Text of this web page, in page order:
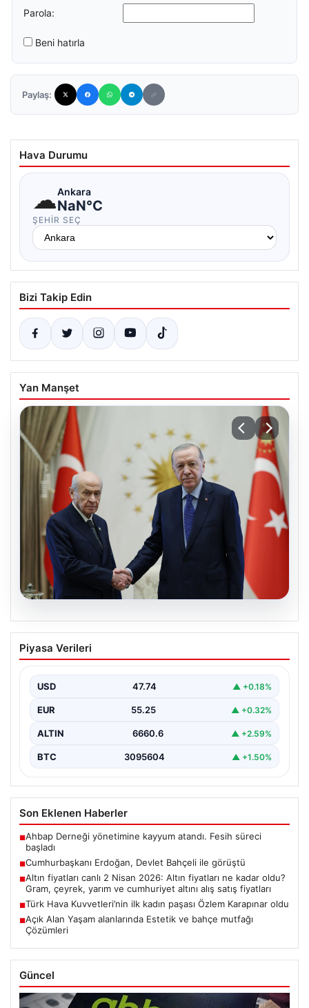
Parola:
Beni hatırla
Paylaş:
Hava Durumu
☁Ankara
NaN°C
ŞEHIR SEÇ
Bizi Takip Edin
Yan Manşet
06.08.2026
Cumhurbaşkanı Erdoğan, Devlet
Bahçeli ile görüştü
Piyasa Verileri
USD 47.74 ▲ +0.18%
EUR 55.25 ▲ +0.32%
ALTIN 6660.6 ▲ +2.59%
BTC 3095604 ▲ +1.50%
Son Eklenen Haberler
■Ahbap Derneği yönetimine kayyum atandı. Fesih süreci
başladı
■Cumhurbaşkanı Erdoğan, Devlet Bahçeli ile görüştü
■Altın fiyatları canlı 2 Nisan 2026: Altın fiyatları ne kadar oldu?
Gram, çeyrek, yarım ve cumhuriyet altını alış satış fiyatları
■Türk Hava Kuvvetleri’nin ilk kadın paşası Özlem Karapınar oldu
■Açık Alan Yaşam alanlarında Estetik ve bahçe mutfağı
Çözümleri
Güncel